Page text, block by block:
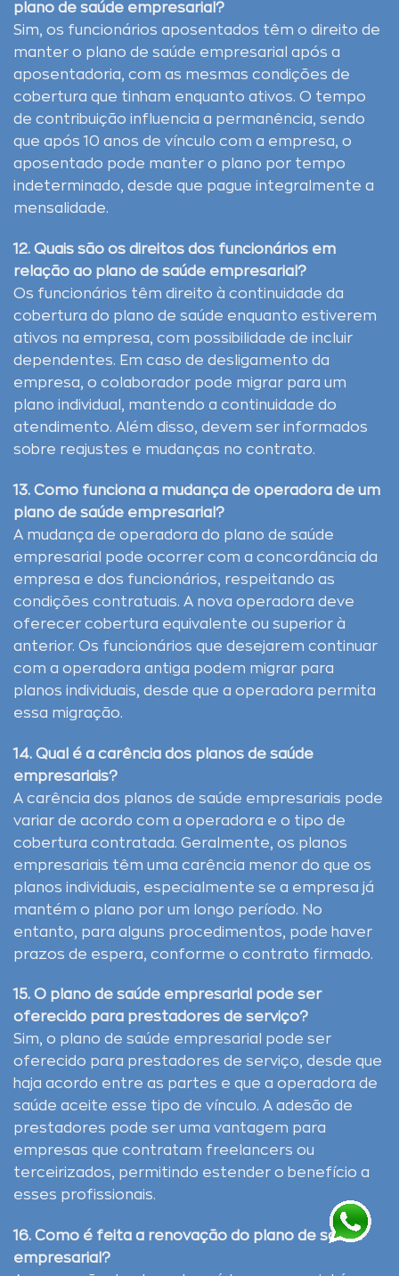
plano de saúde empresarial?
Sim, os funcionários aposentados têm o direito de
manter o plano de saúde empresarial após a
aposentadoria, com as mesmas condições de
cobertura que tinham enquanto ativos. O tempo
de contribuição influencia a permanência, sendo
que após 10 anos de vínculo com a empresa, o
aposentado pode manter o plano por tempo
indeterminado, desde que pague integralmente a
mensalidade.
12. Quais são os direitos dos funcionários em
relação ao plano de saúde empresarial?
Os funcionários têm direito à continuidade da
cobertura do plano de saúde enquanto estiverem
ativos na empresa, com possibilidade de incluir
dependentes. Em caso de desligamento da
empresa, o colaborador pode migrar para um
plano individual, mantendo a continuidade do
atendimento. Além disso, devem ser informados
sobre reajustes e mudanças no contrato.
13. Como funciona a mudança de operadora de um
plano de saúde empresarial?
A mudança de operadora do plano de saúde
empresarial pode ocorrer com a concordância da
empresa e dos funcionários, respeitando as
condições contratuais. A nova operadora deve
oferecer cobertura equivalente ou superior à
anterior. Os funcionários que desejarem continuar
com a operadora antiga podem migrar para
planos individuais, desde que a operadora permita
essa migração.
14. Qual é a carência dos planos de saúde
empresariais?
A carência dos planos de saúde empresariais pode
variar de acordo com a operadora e o tipo de
cobertura contratada. Geralmente, os planos
empresariais têm uma carência menor do que os
planos individuais, especialmente se a empresa já
mantém o plano por um longo período. No
entanto, para alguns procedimentos, pode haver
prazos de espera, conforme o contrato firmado.
15. O plano de saúde empresarial pode ser
oferecido para prestadores de serviço?
Sim, o plano de saúde empresarial pode ser
oferecido para prestadores de serviço, desde que
haja acordo entre as partes e que a operadora de
saúde aceite esse tipo de vínculo. A adesão de
prestadores pode ser uma vantagem para
empresas que contratam freelancers ou
terceirizados, permitindo estender o benefício a
esses profissionais.
16. Como é feita a renovação do plano de saúde
empresarial?